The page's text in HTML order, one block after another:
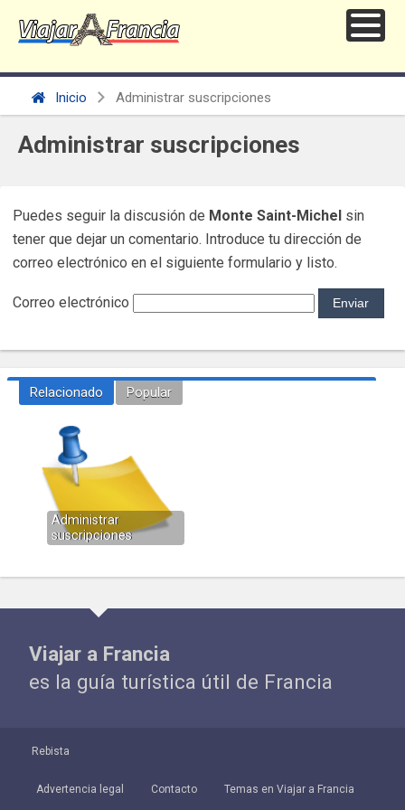
Inicio Administrar suscripciones
Administrar suscripciones
Puedes seguir la discusión de Monte Saint-Michel sin
tener que dejar un comentario. Introduce tu dirección de
correo electrónico en el siguiente formulario y listo.
Correo electrónico
Relacionado Popular
Administrar
suscripciones
Viajar a Francia
es la guía turística útil de Francia
Rebista
Advertencia legal Contacto Temas en Viajar a Francia